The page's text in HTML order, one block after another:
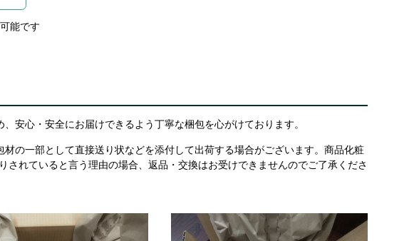
能です
安心・安全にお届けできるよう丁寧な梱包を心がけております。
の一部として直接送り状などを添付して出荷する場合がございます。商品化粧
れていると言う理由の場合、返品・交換はお受けできませんのでご了承くださ